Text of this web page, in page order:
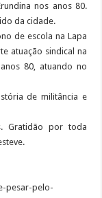
na Casa Civil
nos anos 80.
da cidade.
de escola na Lapa
atuação sindical na
80, atuando no
de militância e
Gratidão por toda
pesar-pelo-